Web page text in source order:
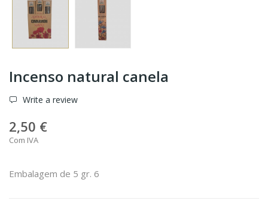
Incenso natural canela
Write a review
2,50 €
Com IVA
Embalagem de 5 gr. 6